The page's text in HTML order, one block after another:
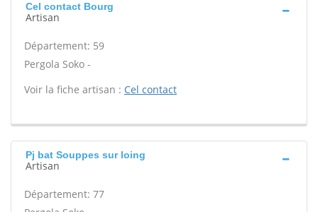
Cel contact Bourg
Artisan
Département: 59
Pergola Soko -
Voir la fiche artisan : Cel contact
Pj bat Souppes sur loing
Artisan
Département: 77